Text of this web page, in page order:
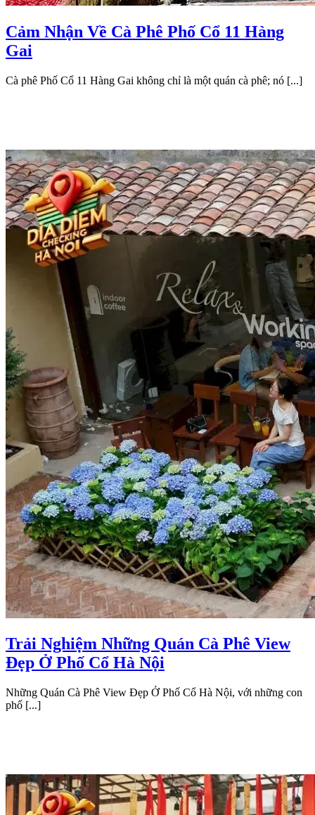
Cảm Nhận Về Cà Phê Phố Cổ 11 Hàng
Gai
Cà phê Phố Cổ 11 Hàng Gai không chỉ là một quán cà phê; nó [...]
Trải Nghiệm Những Quán Cà Phê View
Đẹp Ở Phố Cổ Hà Nội
Những Quán Cà Phê View Đẹp Ở Phố Cổ Hà Nội, với những con
phố [...]